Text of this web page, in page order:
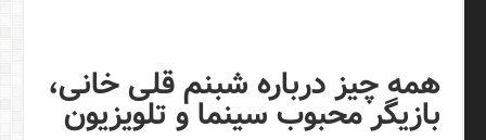
همه چیز درباره شبنم قلی خانی،
بازیگر محبوب سینما و تلویزیون